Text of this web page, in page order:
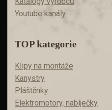
Youtube kanály
TOP kategorie
Klipy na montáže
Kanystry
Pláštěnky
Elektromotory, nabíječky